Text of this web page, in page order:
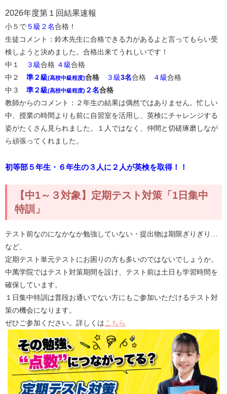
2026年度第１回結果速報
小５で５級２名合格！
生徒コメント：鈴木先生に合格できる力があるよと言ってもらい受
検しようと決めました。合格出来てうれしいです！
中１
３級合格 ４級合格
中２ 準２級(高校中級程度)合格 ３級3名合格 ４級合格
中３ 準２級(高校中級程度) ２名合格
教師からのコメント：２年生の結果は偶然ではありません。忙しい
中、授業の時間よりも前に自習室を活用し、英検にチャレンジする
姿がたくさん見られました。１人ではなく、仲間と切磋琢磨しなが
ら頑張ってくれました。
初等部５年生・６年生の３人に２人が英検を取得！！
【中1～３対象】定期テスト対策「1日集中
特訓」
テスト前なのになかなか勉強していない・提出物は期限ぎりぎり…
など、
定期テスト単元テストにお困りの方も多いのではないでしょうか。
中萬学院ではテスト対策期間を設け、テスト前は土日も学習時間を
確保しています。
１日集中特訓は普段お通いでない方にもご参加いただけるテスト対
策の機会になります。
ぜひご参加ください。詳しくはこちら